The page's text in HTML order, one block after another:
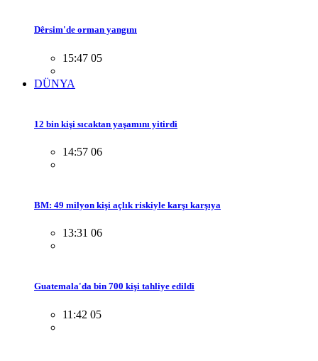
Dêrsim'de orman yangını
15:47 05
DÜNYA
12 bin kişi sıcaktan yaşamını yitirdi
14:57 06
BM: 49 milyon kişi açlık riskiyle karşı karşıya
13:31 06
Guatemala'da bin 700 kişi tahliye edildi
11:42 05